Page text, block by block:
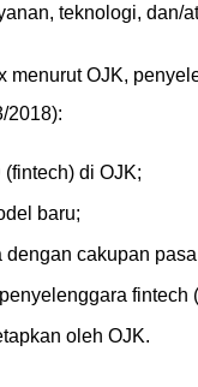
teknologi, dan/
menurut OJK,
2018):
di OJK;
baru;
dengan cakupan
fintech
oleh OJK.